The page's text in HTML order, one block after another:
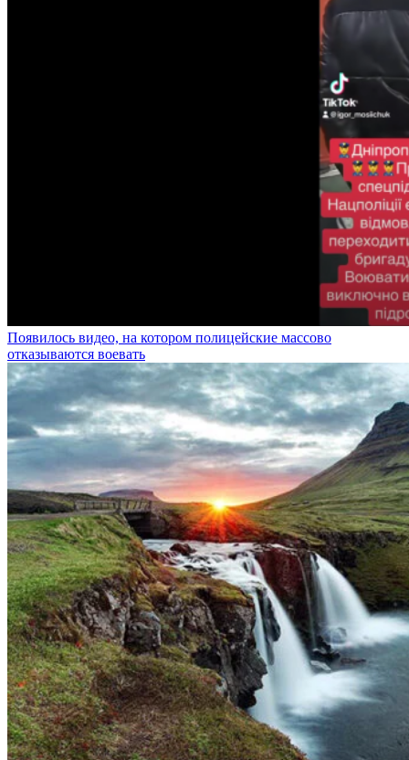
Появилось видео, на котором полицейские массово
отказываются воевать